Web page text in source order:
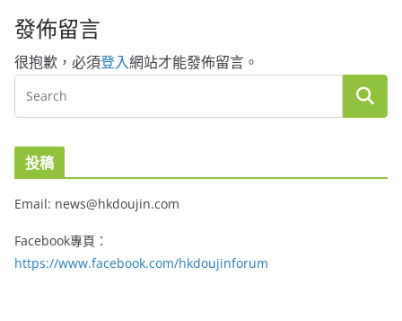
發佈留言
很抱歉，必須登入網站才能發佈留言。
投稿
Email: news@hkdoujin.com
Facebook專頁：
https://www.facebook.com/hkdoujinforum